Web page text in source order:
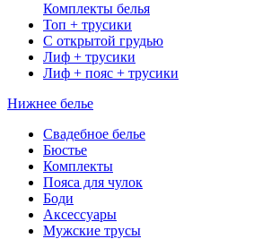
Комплекты белья
Топ + трусики
С открытой грудью
Лиф + трусики
Лиф + пояс + трусики
Нижнее белье
Свадебное белье
Бюстье
Комплекты
Пояса для чулок
Боди
Аксессуары
Мужские трусы